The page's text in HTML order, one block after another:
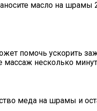
масло на
помочь ускорить
несколько
меда на шрамы и